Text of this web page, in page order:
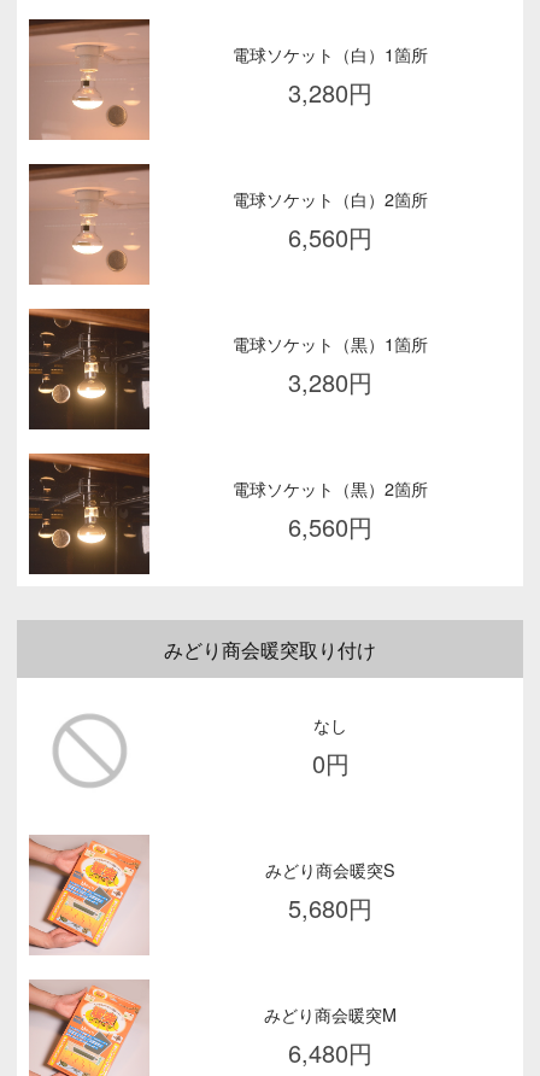
電球ソケット（白）1箇所
3,280円
電球ソケット（白）2箇所
6,560円
電球ソケット（黒）1箇所
3,280円
電球ソケット（黒）2箇所
6,560円
みどり商会暖突取り付け
なし
0円
みどり商会暖突S
5,680円
みどり商会暖突M
6,480円